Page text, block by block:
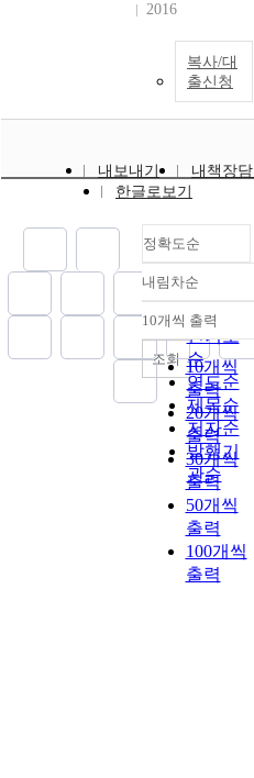
2016
복사/대
출신청
내보내기
내책장
한글로보기
정확도순
정확도
순
인기도
순
연도순
제목순
저자순
발행기
관순
내림차순
내림차
10개씩 출력
10개씩
출력
20개씩
출력
30개씩
출력
50개씩
출력
100개씩
출력
조회